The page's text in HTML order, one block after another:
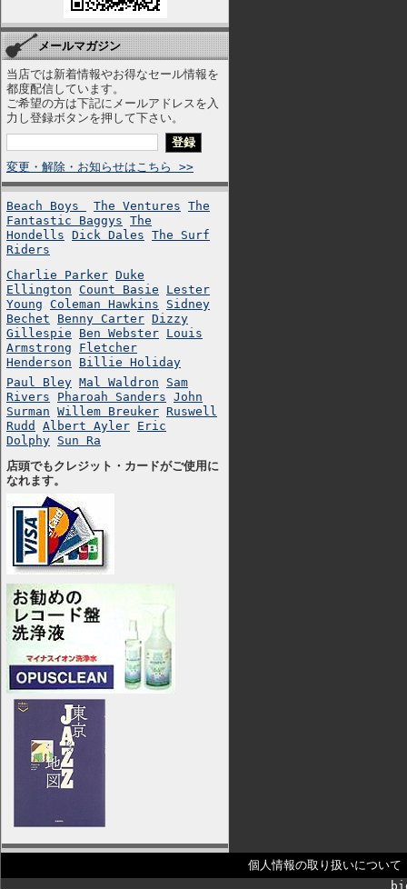
メールマガジン
当店では新着情報やお得なセール情報を
都度配信しています。
ご希望の方は下記にメールアドレスを入
力し登録ボタンを押して下さい。
変更・解除・お知らせはこちら >>
Beach Boys The Ventures The
Fantastic Baggys The
Hondells Dick Dales The Surf
Riders
Charlie Parker Duke
Ellington Count Basie
Lester
Young Coleman Hawkins
Sidney
Bechet
Benny Carter Dizzy
Gillespie
Ben Webster Louis
Armstrong
Fletcher
Henderson
Billie Holiday
Paul Bley Mal Waldron
Sam
Rivers
Pharoah Sanders John
Surman Willem Breuker Ruswell
Rudd
Albert Ayler Eric
Dolphy Sun Ra
店頭でもクレジット・カードがご使用に
なれます。
個人情報の取り扱いについて